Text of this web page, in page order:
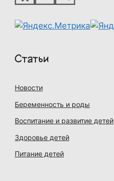
Статьи
Новости
Беременность и роды
Воспитание и развитие детей
Здоровье детей
Питание детей